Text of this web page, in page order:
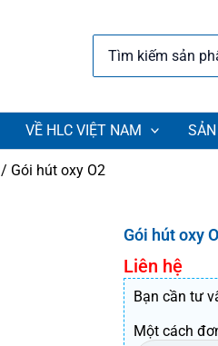
for:
VỀ HLC VIỆT NAM
/ Gói hút oxy O2
Gói hút oxy
Liên hệ
Bạn cần tư
Một cách